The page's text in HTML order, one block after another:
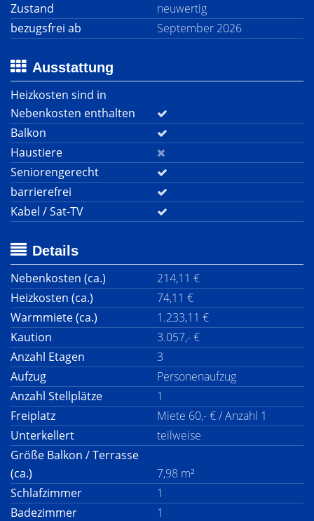
Zustand
neuwertig
bezugsfrei ab
September 2026
Ausstattung
Heizkosten sind in
Nebenkosten enthalten
Balkon
Haustiere
Seniorengerecht
barrierefrei
Kabel / Sat-TV
Details
Nebenkosten (ca.)
214,11 €
Heizkosten (ca.)
74,11 €
Warmmiete (ca.)
1.233,11 €
Kaution
3.057,- €
Anzahl Etagen
3
Aufzug
Personenaufzug
Anzahl Stellplätze
1
Freiplatz
Miete 60,- € / Anzahl 1
Unterkellert
teilweise
Größe Balkon / Terrasse
(ca.)
7,98 m²
Schlafzimmer
1
Badezimmer
1